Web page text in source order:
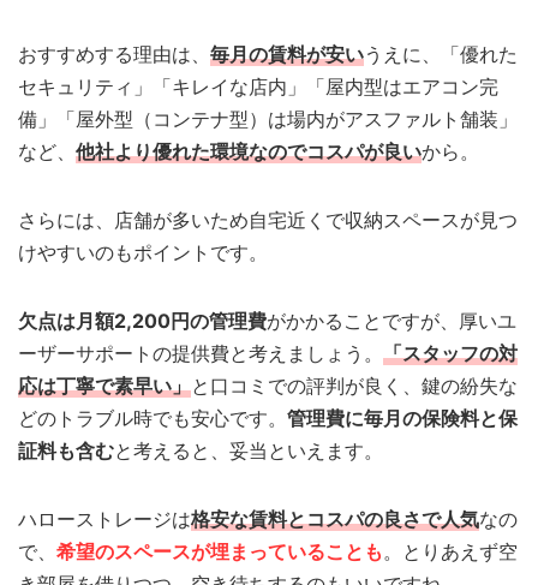
おすすめする理由は、 毎月の賃料が安いうえに、「優れた
セキュリティ」「キレイな店内」「屋内型はエアコン完
備」「屋外型（コンテナ型）は場内がアスファルト舗装」
など、 他社より優れた環境なのでコスパが良いから。
さらには、店舗が多いため自宅近くで収納スペースが見つ
けやすいのもポイントです。
欠点は月額2,200円の管理費がかかることですが、厚いユ
ーザーサポートの提供費と考えましょう。 「スタッフの対
応は丁寧で素早い」と口コミでの評判が良く、鍵の紛失な
どのトラブル時でも安心です。 管理費に毎月の保険料と保
証料も含むと考えると、妥当といえます。
ハローストレージは格安な賃料とコスパの良さで人気なの
で、 希望のスペースが埋まっていることも。とりあえず空